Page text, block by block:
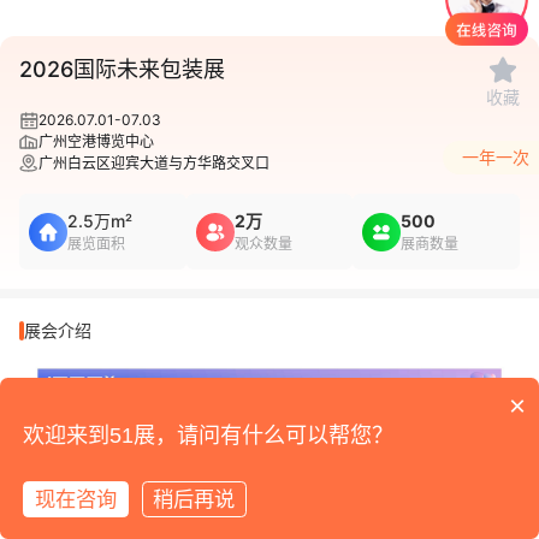
1/1
2026国际未来包装展
收藏
2026.07.01-07.03
广州空港博览中心
广州白云区迎宾大道与方华路交叉口
一年一次
2.5万m²
展览面积
2万
观众数量
500
展商数量
展会介绍
×
欢迎来到51展，请问有什么可以帮您？
现在咨询 稍后再说